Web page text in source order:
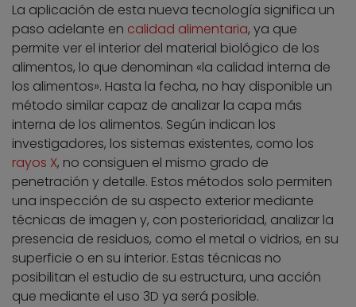
La aplicación de esta nueva tecnología significa un
paso adelante en calidad alimentaria, ya que
permite ver el interior del material biológico de los
alimentos, lo que denominan «la calidad interna de
los alimentos». Hasta la fecha, no hay disponible un
método similar capaz de analizar la capa más
interna de los alimentos. Según indican los
investigadores, los sistemas existentes, como los
rayos X, no consiguen el mismo grado de
penetración y detalle. Estos métodos solo permiten
una inspección de su aspecto exterior mediante
técnicas de imagen y, con posterioridad, analizar la
presencia de residuos, como el metal o vidrios, en su
superficie o en su interior. Estas técnicas no
posibilitan el estudio de su estructura, una acción
que mediante el uso 3D ya será posible.